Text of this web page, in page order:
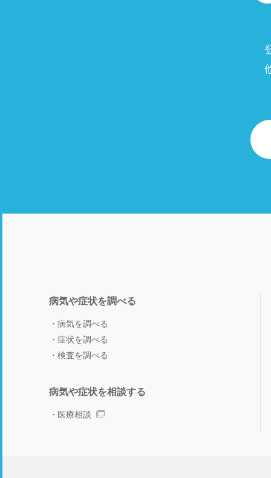
病気や症状を調べる
病気を調べる
症状を調べる
検査を調べる
病気や症状を相談する
医療相談